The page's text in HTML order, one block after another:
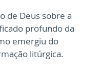
de Deus sobre a
profundo da
emergiu do
litúrgica.